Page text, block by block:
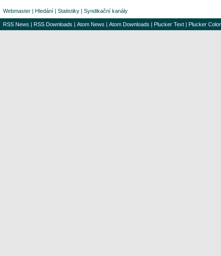
Webmaster | Hledání | Statistiky | Syndikační kanály
RSS News | RSS Downloads | Atom News | Atom Downloads | Plucker Text | Plucker Color